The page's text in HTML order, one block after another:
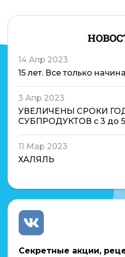
14 Апр 2023
15 лет. Все только
3 Апр 2023
УВЕЛИЧЕНЫ СРОКИ
СУБПРОДУКТОВ с 3 до 5
11 Мар 2023
ХАЛЯЛЬ
Секретные акции,